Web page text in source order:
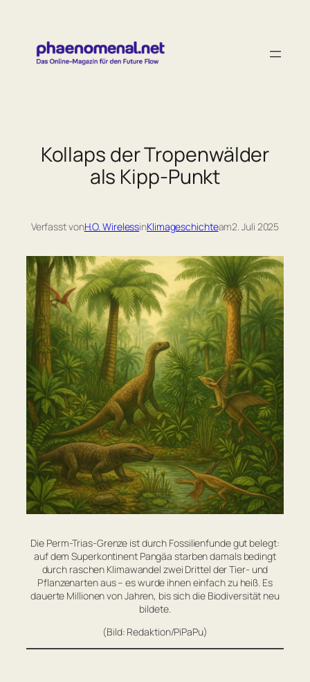
springen
Kollaps der Tropenwälder
als Kipp-Punkt
Verfasst vonH.O. WirelessinKlimageschichteam2. Juli 2025
Die Perm-Trias-Grenze ist durch Fossilienfunde gut belegt:
auf dem Superkontinent Pangäa starben damals bedingt
durch raschen Klimawandel zwei Drittel der Tier- und
Pflanzenarten aus – es wurde ihnen einfach zu heiß. Es
dauerte Millionen von Jahren, bis sich die Biodiversität neu
bildete.
(Bild: Redaktion/PiPaPu)